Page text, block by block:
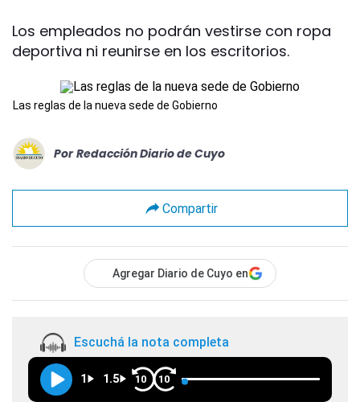
Los empleados no podrán vestirse con ropa
deportiva ni reunirse en los escritorios.
Las reglas de la nueva sede de Gobierno
Por Redacción Diario de Cuyo
Compartir
Agregar Diario de Cuyo en
Escuchá la nota completa
1 1.5 10 10